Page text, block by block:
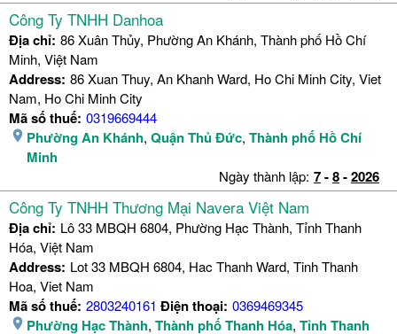
Công Ty TNHH Danhoa
Địa chỉ: 86 Xuân Thủy, Phường An Khánh, Thành phố Hồ Chí
Minh, Việt Nam
Address: 86 Xuan Thuy, An Khanh Ward, Ho Chi Minh City, Viet
Nam, Ho Chi Minh City
Mã số thuế: 0319669444
Phường An Khánh, Quận Thủ Đức, Thành phố Hồ Chí
Minh
Ngày thành lập: 7-8-2026
Công Ty TNHH Thương Mại Navera Việt Nam
Địa chỉ: Lô 33 MBQH 6804, Phường Hạc Thành, Tỉnh Thanh
Hóa, Việt Nam
Address: Lot 33 MBQH 6804, Hac Thanh Ward, Tinh Thanh
Hoa, Viet Nam
Mã số thuế: 2803240161 Điện thoại: 0369469345
Phường Hạc Thành, Thành phố Thanh Hóa, Tỉnh Thanh